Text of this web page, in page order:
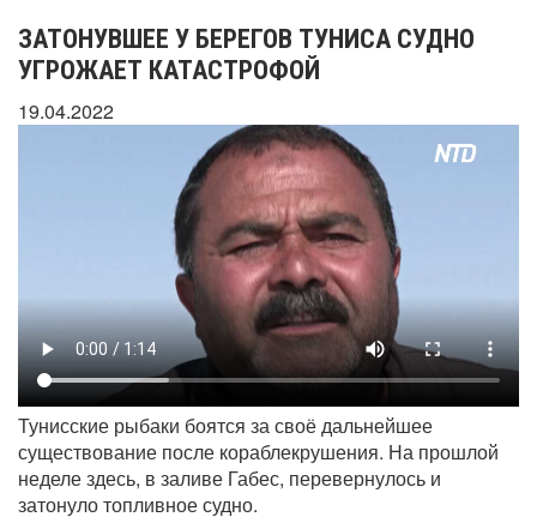
ЗАТОНУВШЕЕ У БЕРЕГОВ ТУНИСА СУДНО
УГРОЖАЕТ КАТАСТРОФОЙ
19.04.2022
Тунисские рыбаки боятся за своё дальнейшее
существование после кораблекрушения. На прошлой
неделе здесь, в заливе Габес, перевернулось и
затонуло топливное судно.